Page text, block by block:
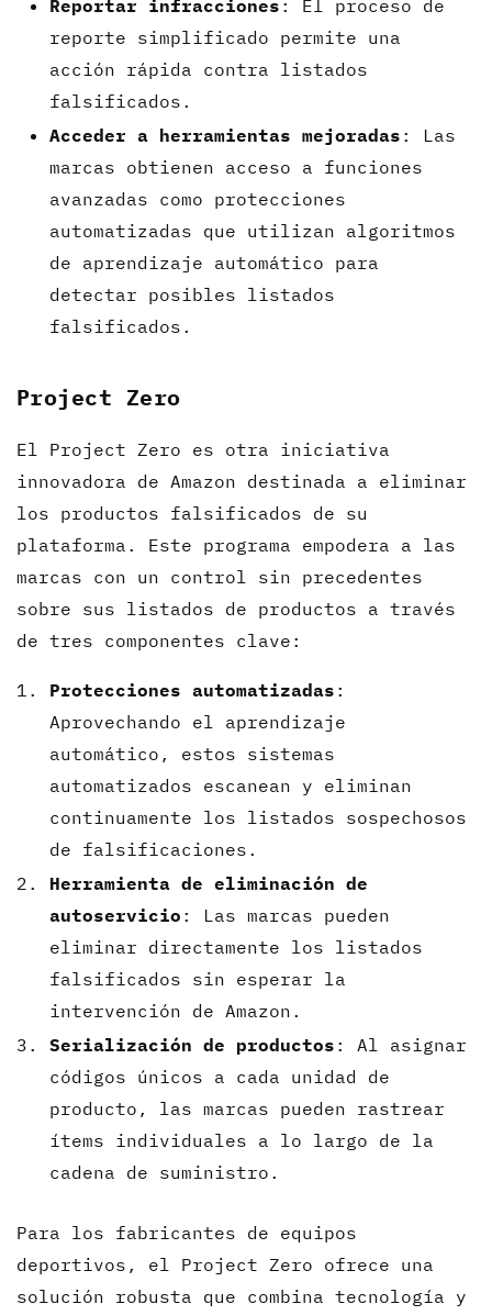
Reportar infracciones : El proceso de
reporte simplificado permite una
acción rápida contra listados
falsificados.
Acceder a herramientas mejoradas : Las
marcas obtienen acceso a funciones
avanzadas como protecciones
automatizadas que utilizan algoritmos
de aprendizaje automático para
detectar posibles listados
falsificados.
Project Zero
El Project Zero es otra iniciativa
innovadora de Amazon destinada a eliminar
los productos falsificados de su
plataforma. Este programa empodera a las
marcas con un control sin precedentes
sobre sus listados de productos a través
de tres componentes clave:
Protecciones automatizadas :
Aprovechando el aprendizaje
automático, estos sistemas
automatizados escanean y eliminan
continuamente los listados sospechosos
de falsificaciones.
Herramienta de eliminación de
autoservicio : Las marcas pueden
eliminar directamente los listados
falsificados sin esperar la
intervención de Amazon.
Serialización de productos : Al asignar
códigos únicos a cada unidad de
producto, las marcas pueden rastrear
ítems individuales a lo largo de la
cadena de suministro.
Para los fabricantes de equipos
deportivos, el Project Zero ofrece una
solución robusta que combina tecnología y